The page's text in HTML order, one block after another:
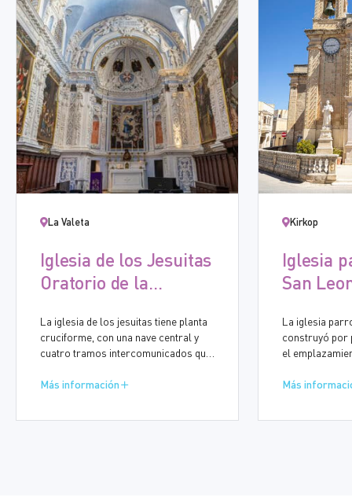
La Valeta
Iglesia de los Jesuitas
Oratorio de la
Concepción
La iglesia de los jesuitas tiene planta
cruciforme, con una nave central y
cuatro tramos intercomunicados que
el lado de la calle del Arzobispo, la
Más información
Kirkop
Iglesia
San
La iglesia
construyó por
el
Leonardo y Santa
Más